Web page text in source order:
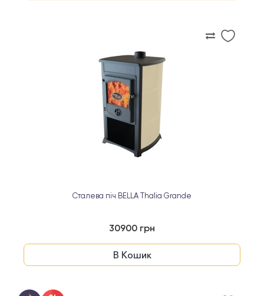
Сталева піч BELLA Thalia Grande
30900 грн
В Кошик